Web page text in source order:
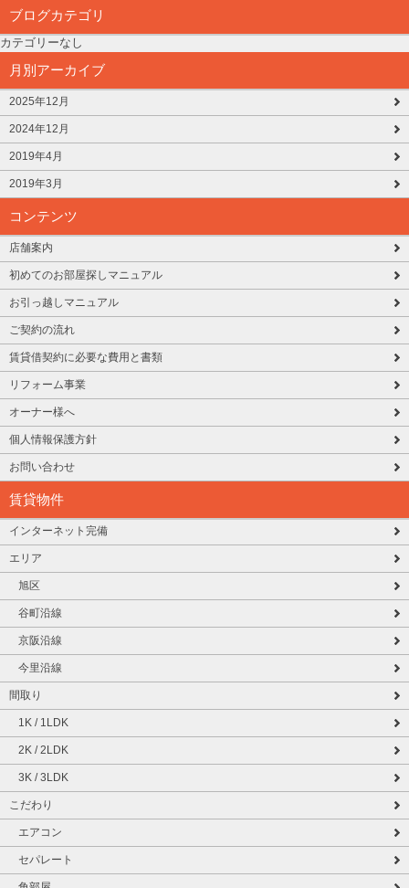
ブログカテゴリ
カテゴリーなし
月別アーカイブ
2025年12月
2024年12月
2019年4月
2019年3月
コンテンツ
店舗案内
初めてのお部屋探しマニュアル
お引っ越しマニュアル
ご契約の流れ
賃貸借契約に必要な費用と書類
リフォーム事業
オーナー様へ
個人情報保護方針
お問い合わせ
賃貸物件
インターネット完備
エリア
旭区
谷町沿線
京阪沿線
今里沿線
間取り
1K / 1LDK
2K / 2LDK
3K / 3LDK
こだわり
エアコン
セパレート